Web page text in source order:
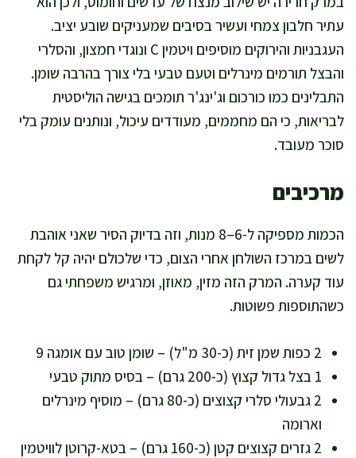
עתיר חלבון צמחי ועשיר בסיבים שמעניקים שובע יציב.
העגבניות והירוקים מוסיפים ויטמין C ונוגדי חמצון, והסלרי
והבצל תורמים מינרלים וטעם טבעי בלי צורך בהרבה שומן.
התבלינים כמו כורכום וג'ינג'ר תומכים בגישה הוליסטית
לבריאות, כי הם מחממים, מעודדים עיכול, ונותנים עומק בלי
סוכר מעובד.
מרכיבים
הכמות מספיקה ל-6–8 מנות, וזה בדיוק הסיר שאני אוהבת
לשים במרכז השולחן אחרי הצום, כדי שלכולם יהיה קל לקחת
עוד קערה. המרק הזה מזין, מאוזן, ומרגיש משפחתי גם
כשהתוספות פשוטות.
2 כפות שמן זית (כ-30 מ"ל) – שומן טוב עם אומגה 9
1 בצל גדול קצוץ (כ-200 גרם) – בסיס מתוק טבעי
2 גבעולי סלרי קצוצים (כ-80 גרם) – מוסיף מינרלים
וארומה
2 גזרים קצוצים קטן (כ-160 גרם) – בטא-קרוטן לוויטמין